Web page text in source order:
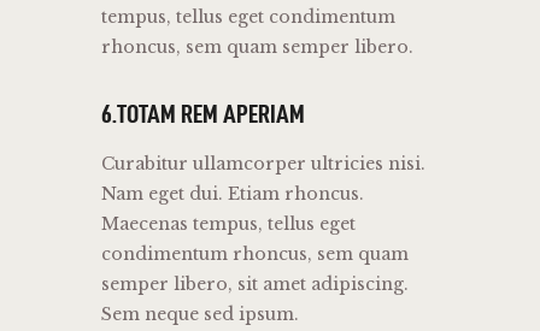
tempus, tellus eget condimentum
rhoncus, sem quam semper libero.
6.TOTAM REM APERIAM
Curabitur ullamcorper ultricies nisi.
Nam eget dui. Etiam rhoncus.
Maecenas tempus, tellus eget
condimentum rhoncus, sem quam
semper libero, sit amet adipiscing.
Sem neque sed ipsum.